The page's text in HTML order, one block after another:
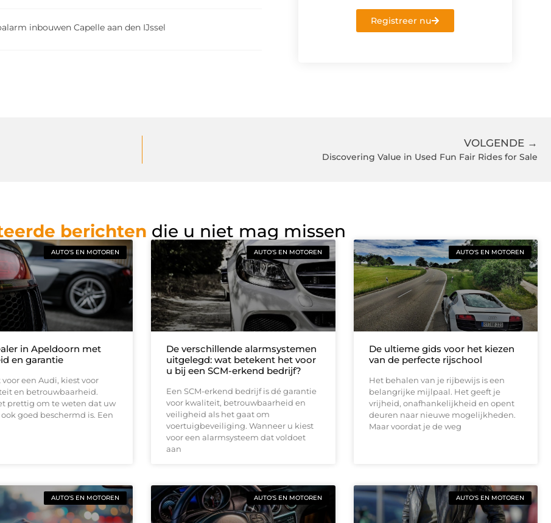
inbouwen Capelle aan den IJssel
Registreer nu
VOLGENDE →
Discovering Value in Used Fun Fair Rides for Sale
berichten die u niet mag missen
AUTO'S EN MOTOREN
in Apeldoorn met
en garantie
een Audi, kiest voor
en betrouwbaarheid.
prettig om te weten dat uw
goed beschermd is. Een
AUTO'S EN MOTOREN
De verschillende alarmsystemen
uitgelegd: wat betekent het voor
u bij een SCM-erkend bedrijf?
Een SCM-erkend bedrijf is dé garantie
voor kwaliteit, betrouwbaarheid en
veiligheid als het gaat om
voertuigbeveiliging. Wanneer u kiest
voor een alarmsysteem dat voldoet
aan
AUTO'S EN MOTOREN
De ultieme gids voor het kiezen
van de perfecte rijschool
Het behalen van je rijbewijs is een
belangrijke mijlpaal. Het geeft je
vrijheid, onafhankelijkheid en opent
deuren naar nieuwe mogelijkheden.
Maar voordat je de weg
AUTO'S EN MOTOREN AUTO'S EN MOTOREN AUTO'S EN MOTOREN